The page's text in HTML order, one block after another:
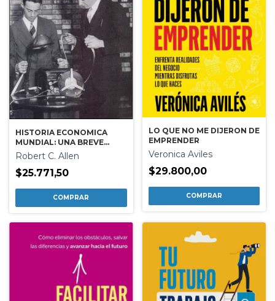
HISTORIA ECONOMICA
MUNDIAL: UNA BREVE
INTRODUCCION
Robert C. Allen
$25.771,50
LO QUE NO ME DIJERON DE
EMPRENDER
Veronica Aviles
$29.800,00